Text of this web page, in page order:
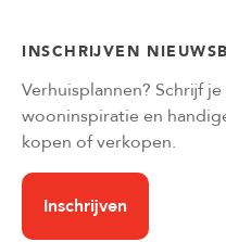
INSCHRIJVEN
Verhuisplannen? Schrijf
wooninspiratie en
kopen of verkopen.
Inschrijven